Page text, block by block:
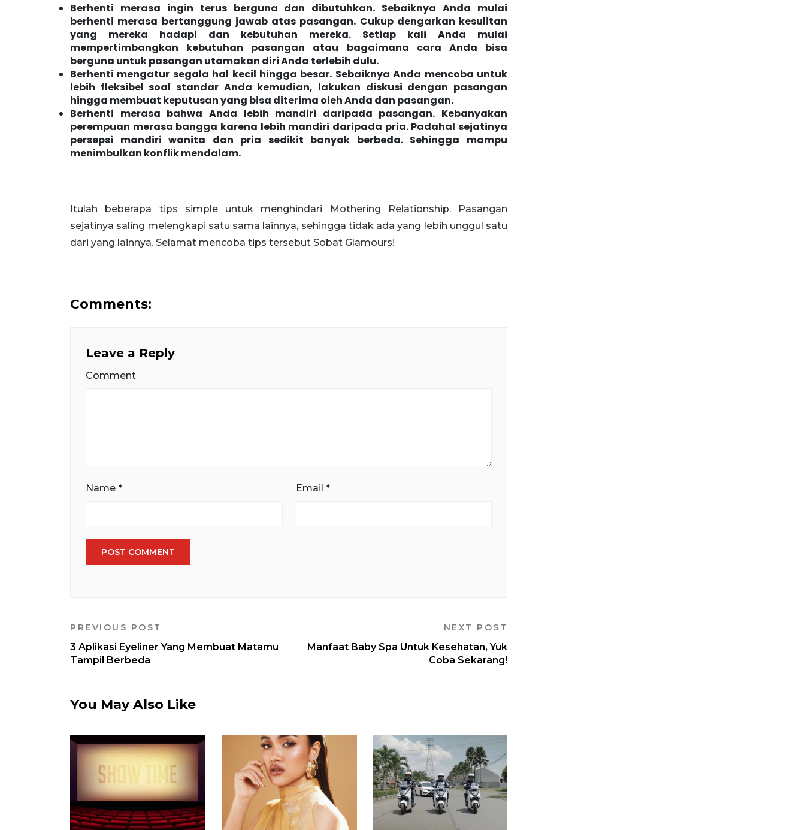
Berhenti merasa ingin terus berguna dan dibutuhkan. Sebaiknya Anda mulai
berhenti merasa bertanggung jawab atas pasangan. Cukup dengarkan kesulitan
yang mereka hadapi dan kebutuhan mereka. Setiap kali Anda mulai
mempertimbangkan kebutuhan pasangan atau bagaimana cara Anda bisa
berguna untuk pasangan utamakan diri Anda terlebih dulu.
Berhenti mengatur segala hal kecil hingga besar. Sebaiknya Anda mencoba untuk
lebih fleksibel soal standar Anda kemudian, lakukan diskusi dengan pasangan
hingga membuat keputusan yang bisa diterima oleh Anda dan pasangan.
Berhenti merasa bahwa Anda lebih mandiri daripada pasangan. Kebanyakan
perempuan merasa bangga karena lebih mandiri daripada pria. Padahal sejatinya
persepsi mandiri wanita dan pria sedikit banyak berbeda. Sehingga mampu
menimbulkan konflik mendalam.
Itulah beberapa tips simple untuk menghindari Mothering Relationship. Pasangan
sejatinya saling melengkapi satu sama lainnya, sehingga tidak ada yang lebih unggul satu
dari yang lainnya. Selamat mencoba tips tersebut Sobat Glamours!
Comments:
Leave a Reply
Comment
Name * Email *
PREVIOUS POST
3 Aplikasi Eyeliner Yang Membuat Matamu
Tampil Berbeda
NEXT POST
Manfaat Baby Spa Untuk Kesehatan, Yuk
Coba Sekarang!
You May Also Like